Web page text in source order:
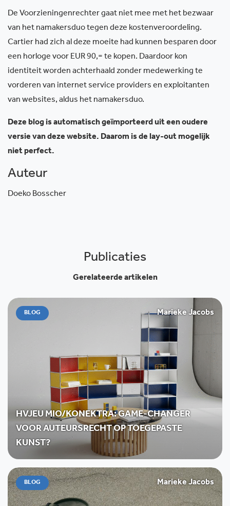
De Voorzieningenrechter gaat niet mee met het bezwaar
van het namakersduo tegen deze kostenveroordeling.
Cartier had zich al deze moeite had kunnen besparen door
een horloge voor EUR 90,= te kopen. Daardoor kon
identiteit worden achterhaald zonder medewerking te
vorderen van internet service providers en exploitanten
van websites, aldus het namakersduo.
Deze blog is automatisch geïmporteerd uit een oudere
versie van deze website. Daarom is de lay-out mogelijk
niet perfect.
Auteur
Doeko Bosscher
Publicaties
Gerelateerde artikelen
BLOG Marieke Jacobs
HVJEU MIO/KONEKTRA: GAME-CHANGER
VOOR AUTEURSRECHT OP TOEGEPASTE
KUNST?
BLOG Marieke Jacobs